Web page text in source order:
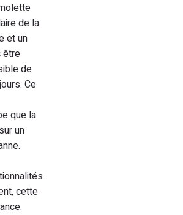
de la
et un
être
de
Ce
que la
un
cette